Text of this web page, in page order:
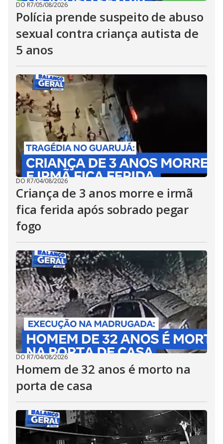
DO R7/05/08/2026
Polícia prende suspeito de abuso
sexual contra criança autista de
5 anos
DO R7/04/08/2026
Criança de 3 anos morre e irmã
fica ferida após sobrado pegar
fogo
DO R7/04/08/2026
Homem de 32 anos é morto na
porta de casa